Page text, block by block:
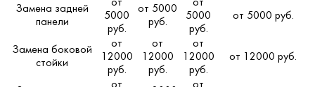
Замена задней
панели
от
5000
руб.
от 5000
руб.
от
5000
руб.
от 5000 руб.
Замена боковой
стойки
от
12000
руб.
от
12000
руб.
от
12000
руб.
от 12000 руб.